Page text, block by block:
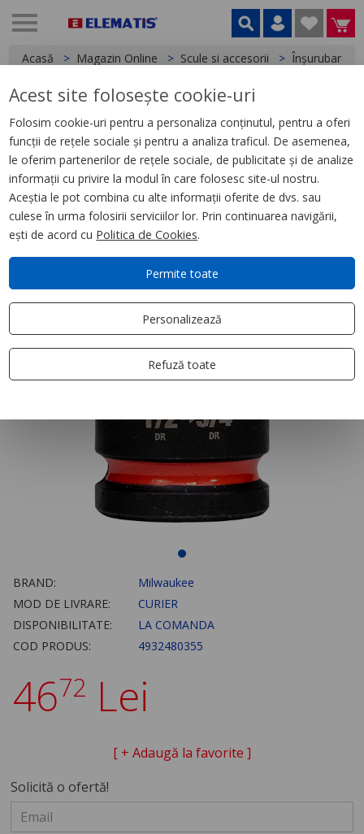
Acasă Magazin Online Scule si accesorii Înșurubare și
< Înșurubare și fixare
Adaptor cheie tubulară. ½"
pătrat - ¾" pătrat
BRAND:
Milwaukee
MOD DE LIVRARE:
CURIER
DISPONIBILITATE:
LA COMANDA
COD PRODUS:
4932480355
4672 Lei
[ + Adaugă la favorite ]
Solicită o ofertă!
Acest site folosește cookie-uri
Folosim cookie-uri pentru a personaliza conținutul, pentru a oferi
funcții de rețele sociale și pentru a analiza traficul. De asemenea,
le oferim partenerilor de rețele sociale, de publicitate și de analize
informații cu privire la modul în care folosesc site-ul nostru.
Aceștia le pot combina cu alte informații oferite de dvs. sau
culese în urma folosirii serviciilor lor. Prin continuarea navigării,
ești de acord cu Politica de Cookies.
Permite toate
Personalizează
Refuză toate